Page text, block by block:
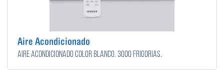
Aire Acondicionado
Aire acondicionado color blanco. 3000 frigorias.